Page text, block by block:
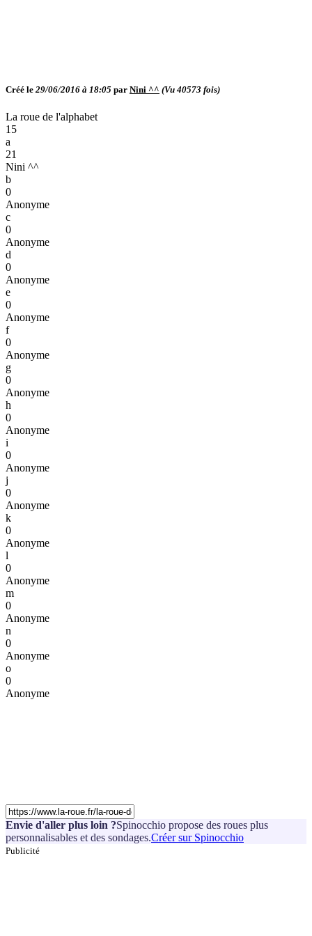
Créé le 29/06/2016 à 18:05 par Nini ^^ (Vu 40573 fois)
La roue de l'alphabet
15
a
21
Nini ^^
b
0
Anonyme
c
0
Anonyme
d
0
Anonyme
e
0
Anonyme
f
0
Anonyme
g
0
Anonyme
h
0
Anonyme
i
0
Anonyme
j
0
Anonyme
k
0
Anonyme
l
0
Anonyme
m
0
Anonyme
n
0
Anonyme
o
0
Anonyme
Envie d'aller plus loin ?Spinocchio propose des roues plus
personnalisables et des sondages.Créer sur Spinocchio
Publicité